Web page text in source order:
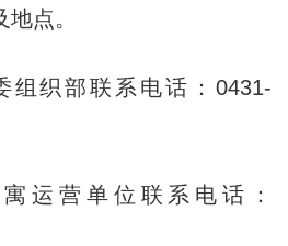
点。
织部联系电话：0431-
营单位联系电话：